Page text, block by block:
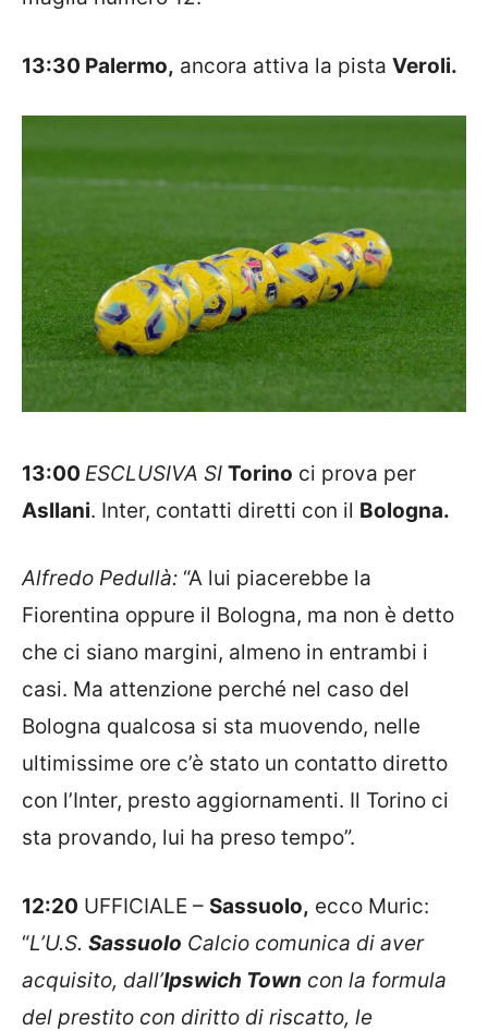
13:30 Palermo, ancora attiva la pista Veroli.
13:00 ESCLUSIVA SI Torino ci prova per
Asllani. Inter, contatti diretti con il Bologna.
Alfredo Pedullà: “A lui piacerebbe la
Fiorentina oppure il Bologna, ma non è detto
che ci siano margini, almeno in entrambi i
casi. Ma attenzione perché nel caso del
Bologna qualcosa si sta muovendo, nelle
ultimissime ore c’è stato un contatto diretto
con l’Inter, presto aggiornamenti. Il Torino ci
sta provando, lui ha preso tempo”.
12:20 UFFICIALE – Sassuolo, ecco Muric:
“L’U.S. Sassuolo Calcio comunica di aver
acquisito, dall’Ipswich Town con la formula
del prestito con diritto di riscatto, le